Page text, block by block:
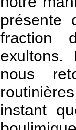
présente
fraction
nous
instant